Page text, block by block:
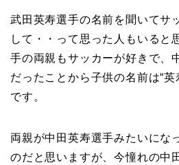
武田英寿選手の名前を聞いてサ
して・・って思った人もいると
手の両親もサッカーが好きで、
だったことから子供の名前は“英
です。
両親が中田英寿選手みたいにな
のだと思いますが、今憧れの中